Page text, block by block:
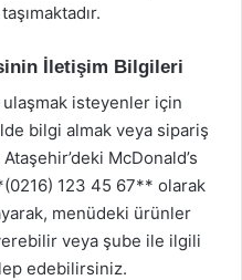
İletişim Bilgileri
ulaşmak isteyenler için
bilgi almak veya sipariş
McDonald’s
123 45 67** olarak
menüdeki ürünler
veya şube ile ilgili
edebilirsiniz.